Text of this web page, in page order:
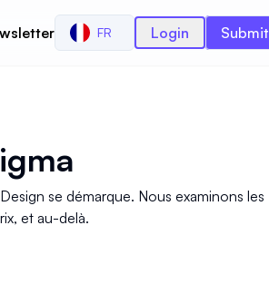
FR Login Submit
se démarque. Nous examinons les
et au-delà.